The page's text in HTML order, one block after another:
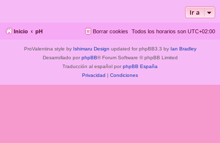
Ir a
Inicio pH Todos los horarios son UTC+02:00
Borrar cookies
ProValentina style by Ishimaru Design updated for phpBB3.3 by Ian Bradley
Desarrollado por phpBB® Forum Software © phpBB Limited
Traducción al español por phpBB España
Privacidad | Condiciones